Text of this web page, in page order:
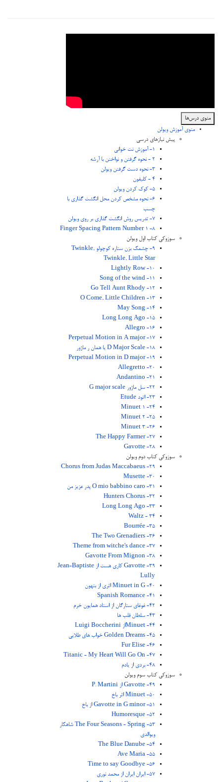
منوی درس‌ها
منوی آموزش ویولن
پیش نیازهای درسی
1- آموزش نت خوانی
2 - نحوه گرفتن و نواختن با آرشه
3- نحوه دست گرفتن ویولن
4 - کلیفون
5- کوک کردن ویولن
6- نحوه مشخص کردن محل انگشت گذاری با
چسب
7- تدریس روش انگشت گذاری بر روی ویولن
8- Finger Spacing Pattern Number 1
سوزوکی کتاب اول ویولن
9- چشمک بزن ستاره کوچولو Twinkle,
Twinkle, Little Star
10- Lightly Row
11- Song of the wind
12- Go Tell Aunt Rhody
13- O Come, Little Children
14- May Song
15- Long Long Ago
16- Allegro
17- Perpetual Motion in A major
18- D Major Scale یا همان ر ماژور
19- Perpetual Motion in D major
20- Allegretto
21- Andantino
22- سل ماژور G major scale
23- اتود Etude
24- Minuet 1
25- Minuet 2
26- Minuet 3
27- The Happy Farmer
28- Gavotte
سوزوکی کتاب دوم ویولن
29- Chorus from Judas Maccabaeus
30- Musette
31- O mio babbino caro پدر عزیز من
32- Hunters Chorus
33- Long Long Ago
34 - Waltz
35- Bourrée
36- The Two Grenadiers
37- Theme from witche's dance
38- Gavotte From Mignon
39- Gavotte کاری هست از Jean-Baptiste
Lully
40- Minuet in G اثری از بتهون
41- Spanish Romance
42- غوغای ستارگان از استاد همایون خرم
43- سلطان قلب ها
44- Minuetاز Luigi Boccherini
45- Golden Dreams خواب های طلایی
46- Fur Elise
47- Titanic - My Heart Will Go On
48- بردی از یادم
سوزوکی کتاب سوم ویولن
49- Gavotte از P. Martini
50- Minuet اثر باخ
51- Gavotte in G minor از باخ
52- Humoresque
53- The Four Seasons - Spring شاهکار
ویوالدی
54- The Blue Danube
55- Ave Maria
56- Time to say Goodbye
57- ایران ایران از محمد نوری